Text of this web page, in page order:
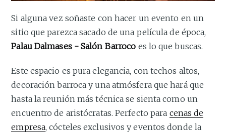
Si alguna vez soñaste con hacer un evento en un
sitio que parezca sacado de una película de época,
Palau Dalmases - Salón Barroco es lo que buscas.
Este espacio es pura elegancia, con techos altos,
decoración barroca y una atmósfera que hará que
hasta la reunión más técnica se sienta como un
encuentro de aristócratas. Perfecto para cenas de
empresa, cócteles exclusivos y eventos donde la